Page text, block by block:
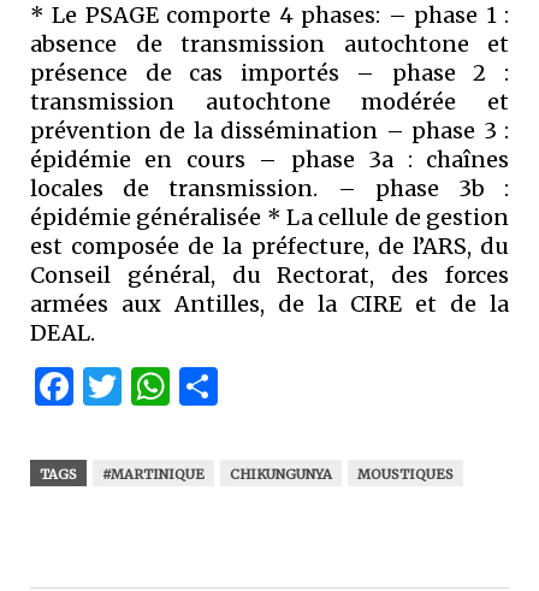
* Le PSAGE comporte 4 phases: – phase 1 :
absence de transmission autochtone et
présence de cas importés – phase 2 :
transmission autochtone modérée et
prévention de la dissémination – phase 3 :
épidémie en cours – phase 3a : chaînes
locales de transmission. – phase 3b :
épidémie généralisée * La cellule de gestion
est composée de la préfecture, de l’ARS, du
Conseil général, du Rectorat, des forces
armées aux Antilles, de la CIRE et de la
DEAL.
Facebook
Twitter
WhatsApp
TAGS #MARTINIQUE CHIKUNGUNYA MOUSTIQUES